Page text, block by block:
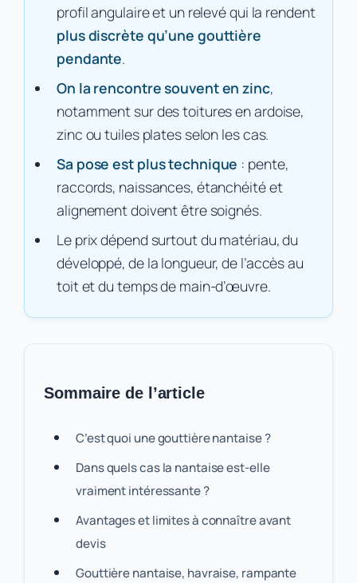
profil angulaire et un relevé qui la rendent
plus discrète qu’une gouttière
pendante.
On la rencontre souvent en zinc,
notamment sur des toitures en ardoise,
zinc ou tuiles plates selon les cas.
Sa pose est plus technique : pente,
raccords, naissances, étanchéité et
alignement doivent être soignés.
Le prix dépend surtout du matériau, du
développé, de la longueur, de l’accès au
toit et du temps de main-d’œuvre.
Sommaire de l’article
C’est quoi une gouttière nantaise ?
Dans quels cas la nantaise est-elle
vraiment intéressante ?
Avantages et limites à connaître avant
devis
Gouttière nantaise, havraise, rampante